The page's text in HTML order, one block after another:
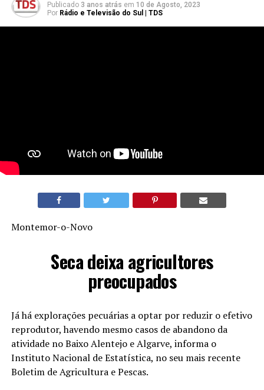
Publicado 3 anos atrás em 10 de Agosto, 2023
Por Rádio e Televisão do Sul | TDS
Montemor-o-Novo
Seca deixa agricultores
preocupados
Já há explorações pecuárias a optar por reduzir o efetivo
reprodutor, havendo mesmo casos de abandono da
atividade no Baixo Alentejo e Algarve, informa o
Instituto Nacional de Estatística, no seu mais recente
Boletim de Agricultura e Pescas.